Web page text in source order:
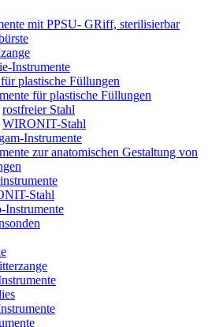
mit PPSU- GRiff, sterilisierbar
Instrumente
plastische Füllungen
für plastische Füllungen
rostfreier Stahl
WIRONIT-Stahl
Instrumente
zur anatomischen Gestaltung von
Stahl
Instrumente